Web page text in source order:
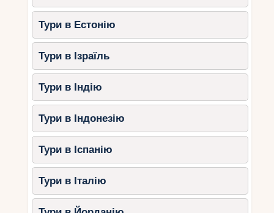
Тури в Естонію
Тури в Ізраїль
Тури в Індію
Тури в Індонезію
Тури в Іспанію
Тури в Італію